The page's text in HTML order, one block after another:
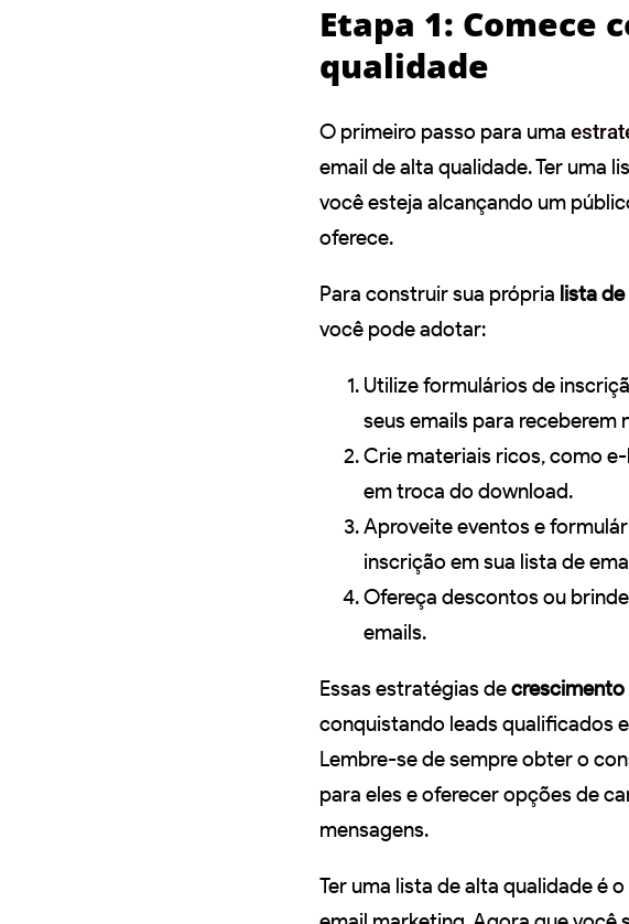
Etapa 1: Comece
qualidade
O primeiro passo para uma
email de alta qualidade. Ter uma
você esteja alcançando um
oferece.
Para construir sua própria lista
você pode adotar:
Utilize formulários de
seus emails para receberem
Crie materiais ricos, como
em troca do download.
Aproveite eventos e
inscrição em sua lista de
Ofereça descontos ou
emails.
Essas estratégias decrescimento
conquistando leads qualificados
Lembre-se de sempre obter o
para eles e oferecer opções de
mensagens.
Ter uma lista de alta qualidade é